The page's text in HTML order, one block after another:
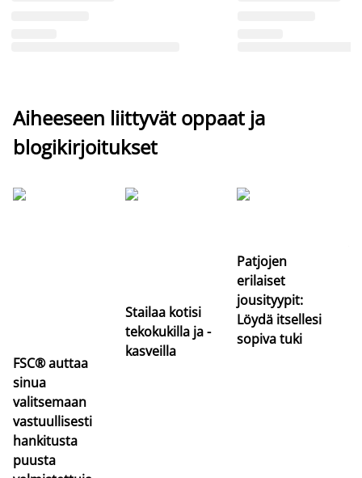
Aiheeseen liittyvät oppaat ja
blogikirjoitukset
FSC® auttaa
sinua
valitsemaan
vastuullisesti
hankitusta
puusta
Stailaa kotisi
tekokukilla ja -
kasveilla
Patjojen
erilaiset
jousityypit:
Löydä itsellesi
sopiva tuki